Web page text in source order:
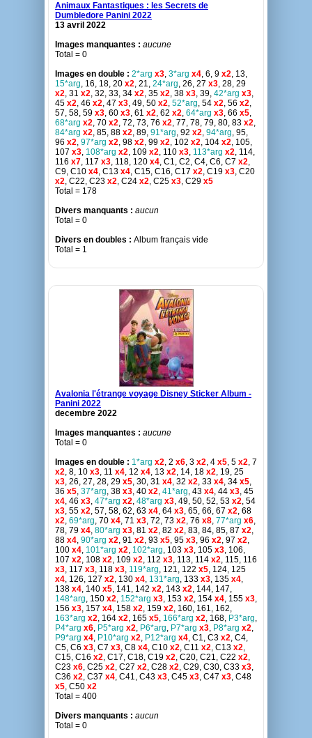
Animaux Fantastiques : les Secrets de
Dumbledore Panini 2022
13 avril 2022
Images manquantes : aucune
Total = 0
Images en double : 2*arg x3, 3*arg x4, 6, 9 x2, 13,
15*arg, 16, 18, 20 x2, 21, 24*arg, 26, 27 x3, 28, 29
x2, 31 x2, 32, 33, 34 x2, 35 x2, 38 x3, 39, 42*arg x3,
45 x2, 46 x2, 47 x3, 49, 50 x2, 52*arg, 54 x2, 56 x2,
57, 58, 59 x3, 60 x3, 61 x2, 62 x2, 64*arg x3, 66 x5,
68*arg x2, 70 x2, 72, 73, 76 x2, 77, 78, 79, 80, 83 x2,
84*arg x2, 85, 88 x2, 89, 91*arg, 92 x2, 94*arg, 95,
96 x2, 97*arg x2, 98 x2, 99 x2, 102 x2, 104 x2, 105,
107 x3, 108*arg x2, 109 x2, 110 x3, 113*arg x2, 114,
116 x7, 117 x3, 118, 120 x4, C1, C2, C4, C6, C7 x2,
C9, C10 x4, C13 x4, C15, C16, C17 x2, C19 x3, C20
x2, C22, C23 x2, C24 x2, C25 x3, C29 x5
Total = 178
Divers manquants : aucun
Total = 0
Divers en doubles : Album français vide
Total = 1
Avalonia l'étrange voyage Disney Sticker Album -
Panini 2022
decembre 2022
Images manquantes : aucune
Total = 0
Images en double : 1*arg x2, 2 x6, 3 x2, 4 x5, 5 x2, 7
x2, 8, 10 x3, 11 x4, 12 x4, 13 x2, 14, 18 x2, 19, 25
x3, 26, 27, 28, 29 x5, 30, 31 x4, 32 x2, 33 x4, 34 x5,
36 x5, 37*arg, 38 x3, 40 x2, 41*arg, 43 x4, 44 x3, 45
x4, 46 x3, 47*arg x2, 48*arg x3, 49, 50, 52, 53 x2, 54
x3, 55 x2, 57, 58, 62, 63 x4, 64 x3, 65, 66, 67 x2, 68
x2, 69*arg, 70 x4, 71 x3, 72, 73 x2, 76 x8, 77*arg x6,
78, 79 x4, 80*arg x3, 81 x2, 82 x2, 83, 84, 85, 87 x2,
88 x4, 90*arg x2, 91 x2, 93 x5, 95 x3, 96 x2, 97 x2,
100 x4, 101*arg x2, 102*arg, 103 x3, 105 x3, 106,
107 x2, 108 x2, 109 x2, 112 x3, 113, 114 x2, 115, 116
x3, 117 x3, 118 x3, 119*arg, 121, 122 x5, 124, 125
x4, 126, 127 x2, 130 x4, 131*arg, 133 x3, 135 x4,
138 x4, 140 x5, 141, 142 x2, 143 x2, 144, 147,
148*arg, 150 x2, 152*arg x3, 153 x2, 154 x4, 155 x3,
156 x3, 157 x4, 158 x2, 159 x2, 160, 161, 162,
163*arg x2, 164 x2, 165 x5, 166*arg x2, 168, P3*arg,
P4*arg x6, P5*arg x2, P6*arg, P7*arg x3, P8*arg x2,
P9*arg x4, P10*arg x2, P12*arg x4, C1, C3 x2, C4,
C5, C6 x3, C7 x3, C8 x4, C10 x2, C11 x2, C13 x2,
C15, C16 x2, C17, C18, C19 x2, C20, C21, C22 x2,
C23 x6, C25 x2, C27 x2, C28 x2, C29, C30, C33 x3,
C36 x2, C37 x4, C41, C43 x3, C45 x3, C47 x3, C48
x5, C50 x2
Total = 400
Divers manquants : aucun
Total = 0